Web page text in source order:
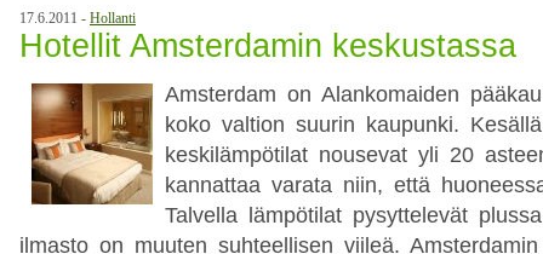
17.6.2011 - Hollanti
Hotellit Amsterdamin keskustassa
Amsterdam on Alankomaiden
koko valtion suurin kaupunki.
keskilämpötilat nousevat yli 20
kannattaa varata niin, että
Talvella lämpötilat pysyttelevät
ilmasto on muuten suhteellisen viileä.